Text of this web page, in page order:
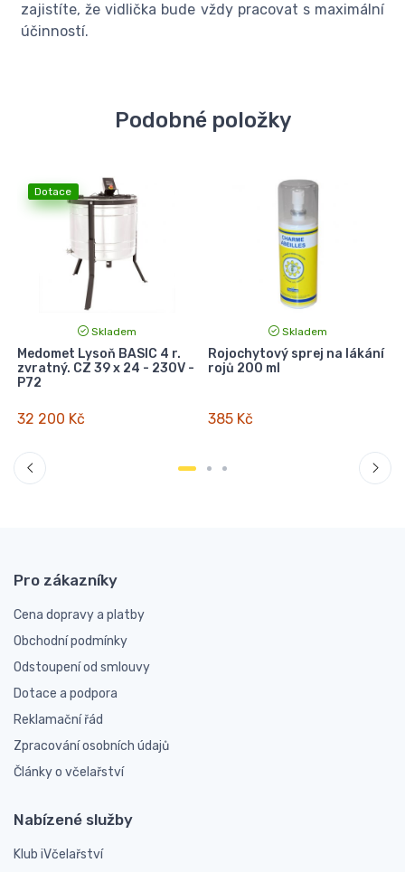
zajistíte, že vidlička bude vždy pracovat s maximální
účinností.
Podobné položky
Dotace
Skladem
Medomet Lysoň BASIC 4 r.
zvratný. CZ 39 x 24 - 230V -
P72
32 200 Kč
Skladem
Rojochytový sprej na lákání
rojů 200 ml
385 Kč
Pro zákazníky
Cena dopravy a platby
Obchodní podmínky
Odstoupení od smlouvy
Dotace a podpora
Reklamační řád
Zpracování osobních údajů
Články o včelařství
Nabízené služby
Klub iVčelařství